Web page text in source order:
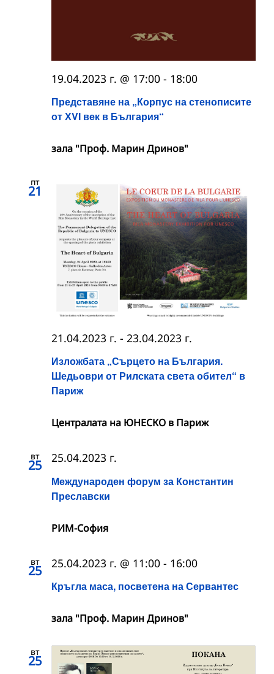
Представяне на „Корпус на стенописите
от ХVІ век в България“
19.04.2023 г. @ 17:00 - 18:00
зала "Проф. Марин Дринов"
пт
21
Изложбата „Сърцето на България.
Шедьоври от Рилската света обител“ в
Париж
21.04.2023 г. - 23.04.2023 г.
Централата на ЮНЕСКО в Париж
вт
25
Международен форум за Константин
Преславски
25.04.2023 г.
РИМ-София
вт
25
Кръгла маса, посветена на Сервантес
25.04.2023 г. @ 11:00 - 16:00
зала "Проф. Марин Дринов"
вт
25